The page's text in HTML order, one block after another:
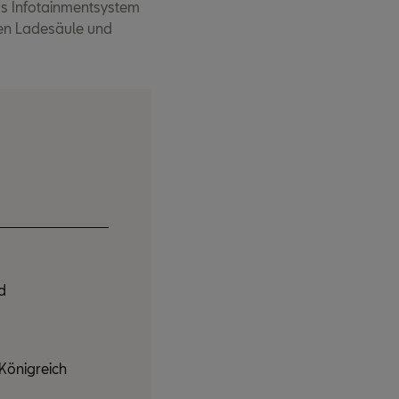
Infotainmentsystem
Ladesäule und